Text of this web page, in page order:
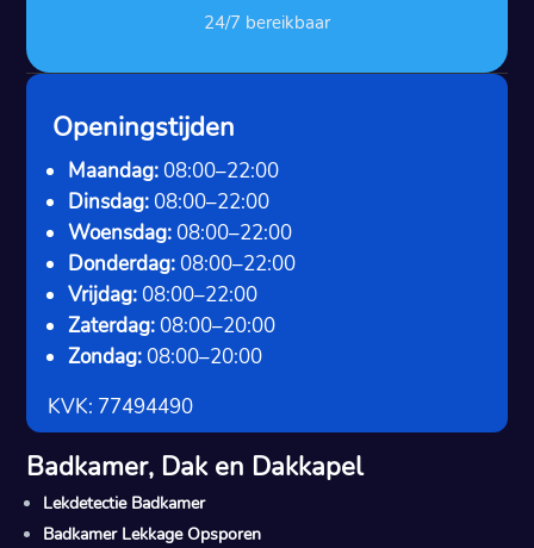
24/7 bereikbaar
Openingstijden
Maandag: 08:00–22:00
Dinsdag: 08:00–22:00
Woensdag: 08:00–22:00
Donderdag: 08:00–22:00
Vrijdag: 08:00–22:00
Zaterdag: 08:00–20:00
Zondag: 08:00–20:00
KVK: 77494490
Badkamer, Dak en Dakkapel
Lekdetectie Badkamer
Badkamer Lekkage Opsporen